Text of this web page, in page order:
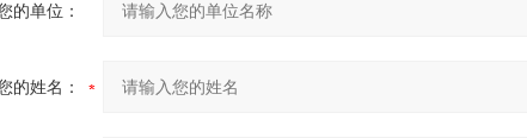
的单位：
的姓名：